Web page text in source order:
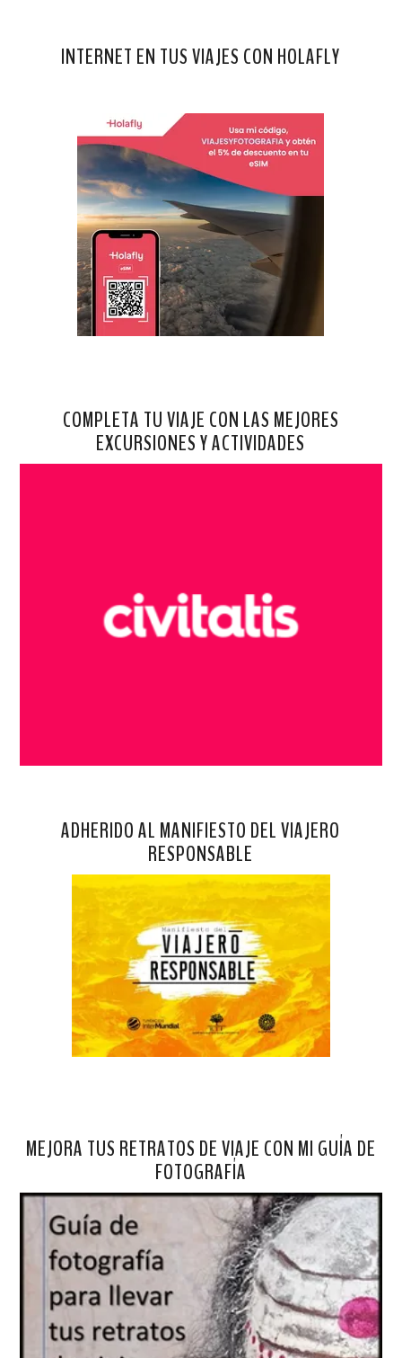
INTERNET EN TUS VIAJES CON HOLAFLY
COMPLETA TU VIAJE CON LAS MEJORES
EXCURSIONES Y ACTIVIDADES
ADHERIDO AL MANIFIESTO DEL VIAJERO
RESPONSABLE
MEJORA TUS RETRATOS DE VIAJE CON MI GUÍA DE
FOTOGRAFÍA